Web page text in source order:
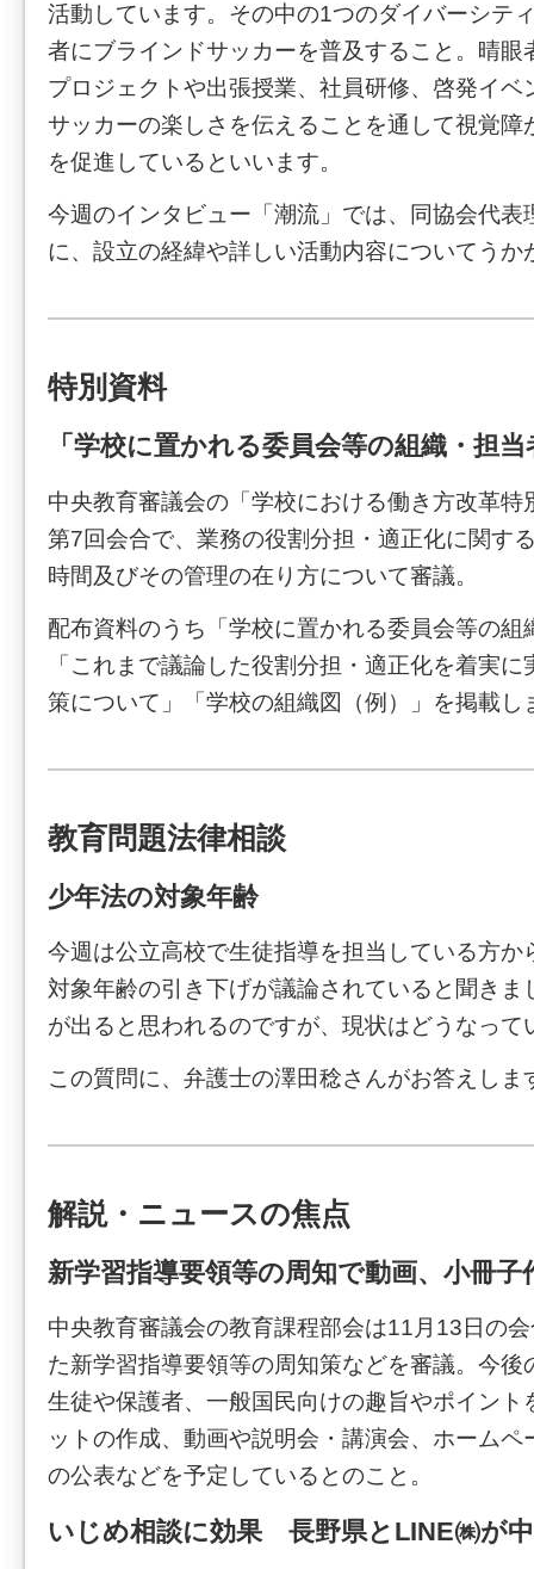
活動しています。その中の1つのダイバーシテ
者にブラインドサッカーを普及すること。晴眼
プロジェクトや出張授業、社員研修、啓発イベ
サッカーの楽しさを伝えることを通して視覚障
を促進しているといいます。
今週のインタビュー「潮流」では、同協会代表
に、設立の経緯や詳しい活動内容についてうか
特別資料
「学校に置かれる委員会等の組織・担
中央教育審議会の「学校における働き方改革
第7回会合で、業務の役割分担・適正化に関す
時間及びその管理の在り方について審議。
配布資料のうち「学校に置かれる委員会等の組
「これまで議論した役割分担・適正化を着実
策について」「学校の組織図（例）」を掲載し
教育問題法律相談
少年法の対象年齢
今週は公立高校で生徒指導を担当している方か
対象年齢の引き下げが議論されていると聞きま
が出ると思われるのですが、現状はどうなって
この質問に、弁護士の澤田稔さんがお答えしま
解説・ニュースの焦点
新学習指導要領等の周知で動画、小冊子
中央教育審議会の教育課程部会は11月13日の
た新学習指導要領等の周知策などを審議。今後
生徒や保護者、一般国民向けの趣旨やポイント
ットの作成、動画や説明会・講演会、ホーム
の公表などを予定しているとのこと。
いじめ相談に効果 長野県とLINE㈱が